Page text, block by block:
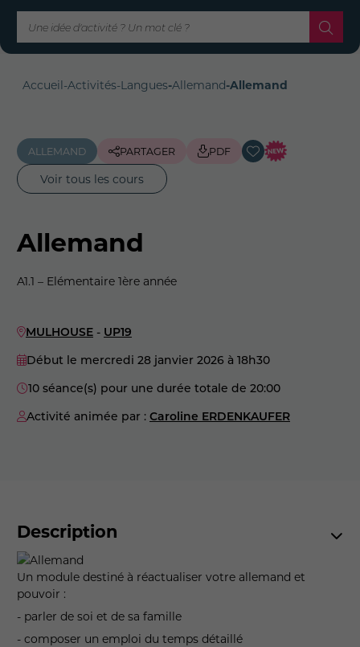
Accueil-Activités-Langues-Allemand-Allemand
ALLEMAND PARTAGER PDF
Voir tous les cours
Allemand
A1.1 – Elémentaire 1ère année
MULHOUSE - UP19
Début le mercredi 28 janvier 2026 à 18h30
10 séance(s) pour une durée totale de 20:00
Activité animée par : Caroline ERDENKAUFER
Description
Un module destiné à réactualiser votre allemand et
pouvoir :
- parler de soi et de sa famille
- composer un emploi du temps détaillé